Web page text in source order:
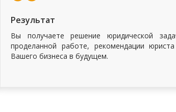
Результат
Вы получаете решение юридической
проделанной работе, рекомендации
Вашего бизнеса в будущем.